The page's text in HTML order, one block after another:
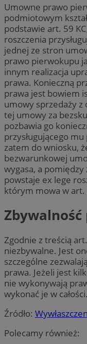
Umowne prawo
podmiotowym
podstawie art. 59
roszczenia
jednej ze stron
prawo pierwokupu
innym realizacja
prawa. Konieczną
prawa jest bowiem
umowy sprzedaży z
tej umowy za
pozbawia go
przysługującego
zatem do wniosku,
bezwarunkowej
wygasa, a
powstaje ex lege
którym mowa w art.
Zgodnie z treścią
niezbywalne. Jest
szczególne
prawa. Jeżeli jest
nie wykonywają
wykonać je w całości.
Źródło:
Polecamy również: